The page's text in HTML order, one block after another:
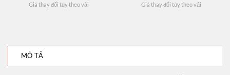
Giá thay đổi tùy theo vải Giá thay đổi tùy theo vải
MÔ TẢ